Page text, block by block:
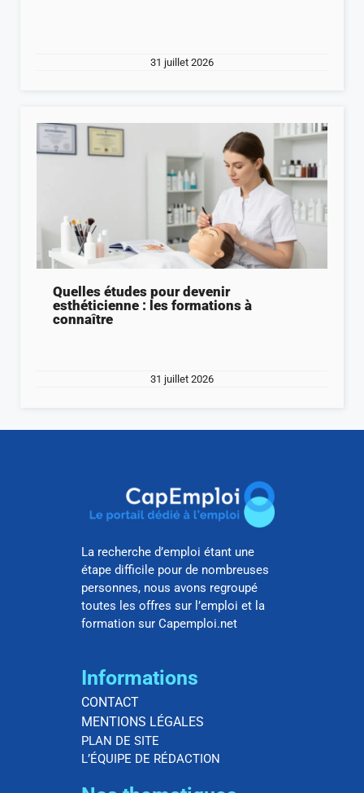
31 juillet 2026
Quelles études pour devenir
esthéticienne : les formations à
connaître
31 juillet 2026
La recherche d’emploi étant une
étape difficile pour de nombreuses
personnes, nous avons regroupé
toutes les offres sur l’emploi et la
formation sur Capemploi.net
Informations
CONTACT
MENTIONS LÉGALES
PLAN DE SITE
L’ÉQUIPE DE RÉDACTION